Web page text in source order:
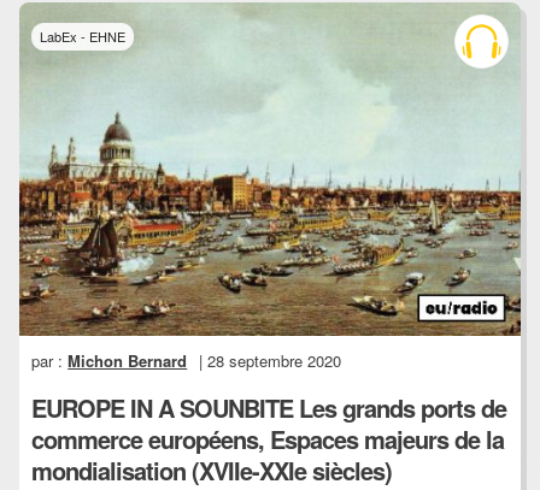
LabEx - EHNE
par :Michon Bernard | 28 septembre 2020
EUROPE IN A SOUNBITE Les grands ports de
commerce européens, Espaces majeurs de la
mondialisation (XVIIe-XXIe siècles)